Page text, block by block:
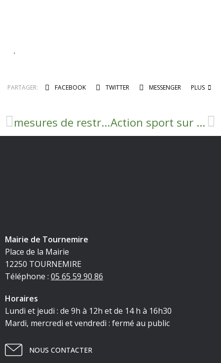
.
PARTAGER: FACEBOOK TWITTER MESSENGER PLUS
mesures de restrictions des usages de l’eau issue du milieu naturel et du réseau d’eau potable en période de sècheresse Action sport sur ordonnance
Mairie de Tournemire
Place de la Mairie
12250 TOURNEMIRE
Téléphone : 05 65 59 90 86
Horaires
Lundi et jeudi : de 9h à 12h et de 14 h à 16h30
Mardi, mercredi et vendredi : fermé au public
NOUS CONTACTER